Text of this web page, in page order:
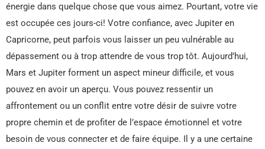
énergie dans quelque chose que vous aimez. Pourtant, votre vie
est occupée ces jours-ci! Votre confiance, avec Jupiter en
Capricorne, peut parfois vous laisser un peu vulnérable au
dépassement ou à trop attendre de vous trop tôt. Aujourd’hui,
Mars et Jupiter forment un aspect mineur difficile, et vous
pouvez en avoir un aperçu. Vous pouvez ressentir un
affrontement ou un conflit entre votre désir de suivre votre
propre chemin et de profiter de l’espace émotionnel et votre
besoin de vous connecter et de faire équipe. Il y a une certaine